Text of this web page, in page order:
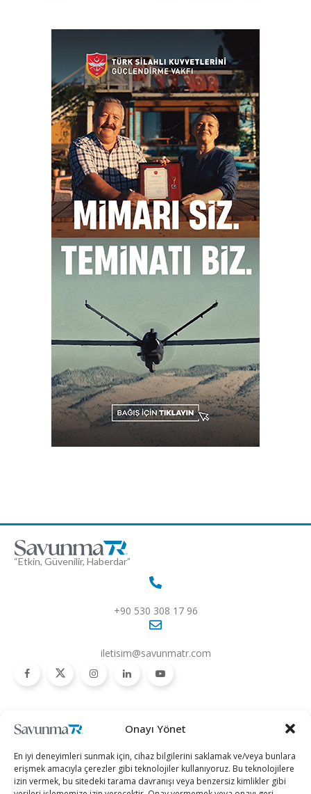
Onayı Yönet
En iyi deneyimleri sunmak için, cihaz bilgilerini saklamak ve/veya bunlara
erişmek amacıyla çerezler gibi teknolojiler kullanıyoruz. Bu teknolojilere
izin vermek, bu sitedeki tarama davranışı veya benzersiz kimlikler gibi
“Etkin, Güvenilir, Haberdar”
+90 530 308 17 96
iletisim@savunmatr.com
Savunma Sanayii
Hava Platformları
Kara Platformları
Kategoriler
Siber Güvenlik
Teknoloji
SavunmaTR
Hakkımızda
Kariyer